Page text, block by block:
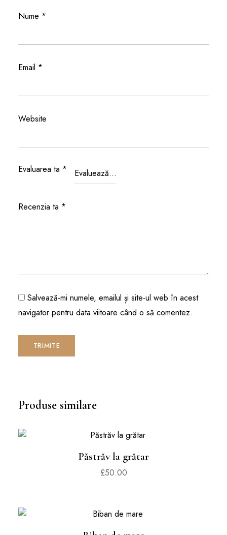
Nume *
Email *
Website
Evaluarea ta *
Recenzia ta *
Salvează-mi numele, emailul și site-ul web în acest
navigator pentru data viitoare când o să comentez.
Produse similare
Păstrăv la grătar
£50.00